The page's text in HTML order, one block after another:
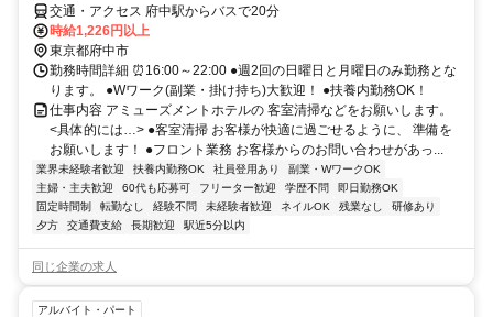
交通・アクセス 府中駅からバスで20分
時給1,226円以上
東京都府中市
勤務時間詳細 ⏰16:00～22:00 ●週2回の日曜日と月曜日のみ勤務とな
ります。 ●Wワーク(副業・掛け持ち)大歓迎！ ●扶養内勤務OK！
仕事内容 アミューズメントホテルの 客室清掃などをお願いします。
<具体的には…> ●客室清掃 お客様が快適に過ごせるように、 準備を
お願いします！ ●フロント業務 お客様からのお問い合わせがあっ...
業界未経験者歓迎 扶養内勤務OK 社員登用あり
副業・WワークOK
主婦・主夫歓迎
60代も応募可 フリーター歓迎 学歴不問
即日勤務OK
固定時間制
転勤なし 経験不問 未経験者歓迎 ネイルOK 残業なし
研修あり
夕方
交通費支給 長期歓迎 駅近5分以内
同じ企業の求人
アルバイト・パート